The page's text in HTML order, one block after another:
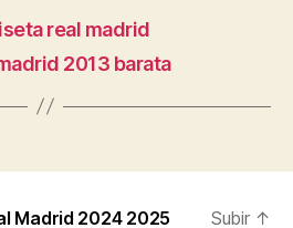
real madrid
2013 barata
Madrid 2024 2025 Subir ↑